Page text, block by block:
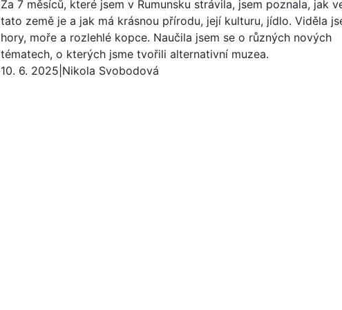
Za 7 měsíců, které jsem v Rumunsku strávila, jsem poznala, jak
tato země je a jak má krásnou přírodu, její kulturu, jídlo. Viděla
hory, moře a rozlehlé kopce. Naučila jsem se o různých nových
tématech, o kterých jsme tvořili alternativní muzea.
10. 6. 2025 Nikola Svobodová